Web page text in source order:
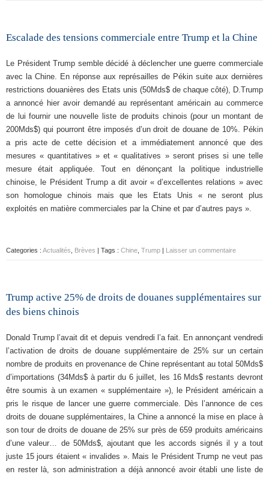
Escalade des tensions commerciale entre Trump et la Chine
Le Président Trump semble décidé à déclencher une guerre commerciale
avec la Chine. En réponse aux représailles de Pékin suite aux dernières
restrictions douanières des Etats unis (50Mds$ de chaque côté), D.Trump
a annoncé hier avoir demandé au représentant américain au commerce
de lui fournir une nouvelle liste de produits chinois (pour un montant de
200Mds$) qui pourront être imposés d’un droit de douane de 10%. Pékin
a pris acte de cette décision et a immédiatement annoncé que des
mesures « quantitatives » et « qualitatives » seront prises si une telle
mesure était appliquée. Tout en dénonçant la politique industrielle
chinoise, le Président Trump a dit avoir « d’excellentes relations » avec
son homologue chinois mais que les Etats Unis « ne seront plus
exploités en matière commerciales par la Chine et par d’autres pays ».
Categories : Actualités Brèves | Tags : Chine Trump | Laisser un commentaire
Trump active 25% de droits de douanes supplémentaires sur
des biens chinois
Donald Trump l’avait dit et depuis vendredi l’a fait. En annonçant vendredi
l’activation de droits de douane supplémentaire de 25% sur un certain
nombre de produits en provenance de Chine représentant au total 50Mds$
d’importations (34Mds$ à partir du 6 juillet, les 16 Mds$ restants devront
être soumis à un examen « supplémentaire »), le Président américain a
pris le risque de lancer une guerre commerciale. Dès l’annonce de ces
droits de douane supplémentaires, la Chine a annoncé la mise en place à
son tour de droits de douane de 25% sur près de 659 produits américains
d’une valeur… de 50Mds$, ajoutant que les accords signés il y a tout
juste 15 jours étaient « invalides ». Mais le Président Trump ne veut pas
en rester là, son administration a déjà annoncé avoir établi une liste de